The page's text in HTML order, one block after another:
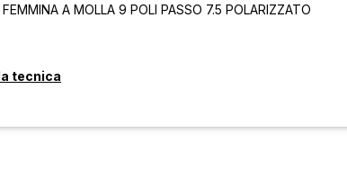
A MOLLA 9 POLI PASSO 7.5 POLARIZZATO
tecnica